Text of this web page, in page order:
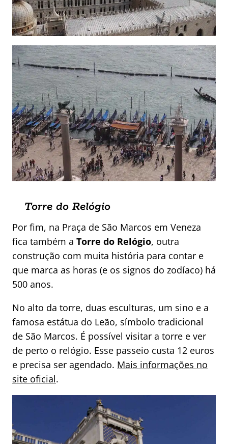
Torre do Relógio
Por fim, na Praça de São Marcos em Veneza
fica também a Torre do Relógio, outra
construção com muita história para contar e
que marca as horas (e os signos do zodíaco) há
500 anos.
No alto da torre, duas esculturas, um sino e a
famosa estátua do Leão, símbolo tradicional
de São Marcos. É possível visitar a torre e ver
de perto o relógio. Esse passeio custa 12 euros
e precisa ser agendado. Mais informações no
site oficial.